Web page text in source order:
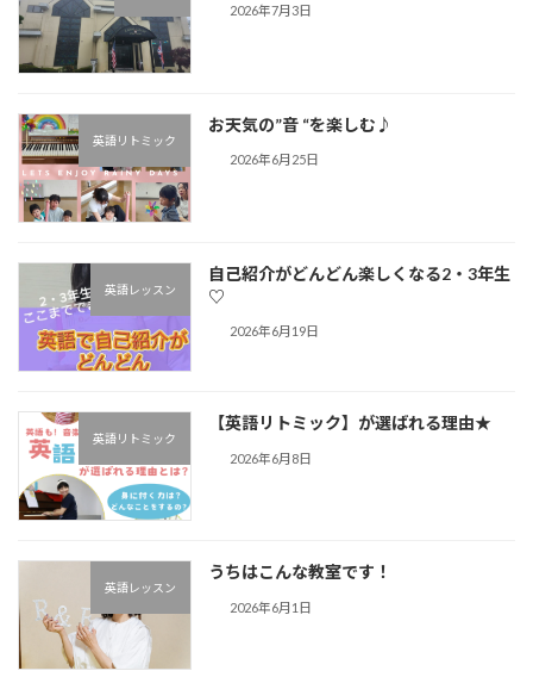
2026年7月3日
英語リトミック
お天気の”音 “を楽しむ♪︎
2026年6月25日
英語レッスン
自己紹介がどんどん楽しくなる2・3年生
♡
2026年6月19日
英語リトミック
【英語リトミック】が選ばれる理由★
2026年6月8日
英語レッスン
うちはこんな教室です！
2026年6月1日